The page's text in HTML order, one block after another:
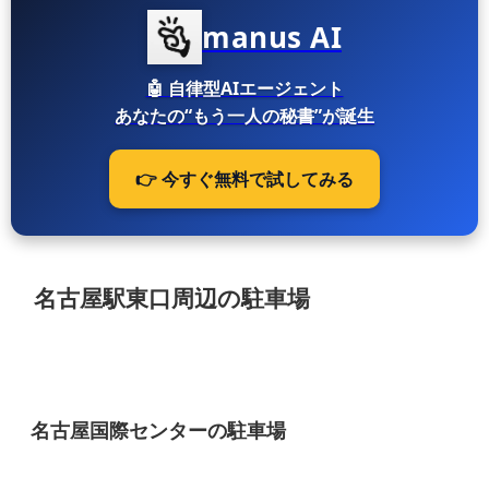
manus AI
🤖 自律型AIエージェント
あなたの“もう一人の秘書”が誕生
👉 今すぐ無料で試してみる
名古屋駅東口周辺の駐車場
名古屋国際センターの駐車場